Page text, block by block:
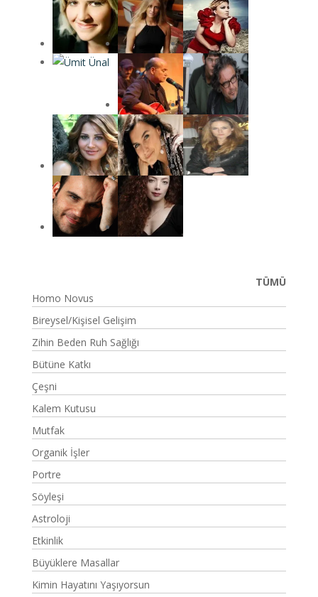
TÜMÜ
Homo Novus
Bireysel/Kişisel Gelişim
Zihin Beden Ruh Sağlığı
Bütüne Katkı
Çeşni
Kalem Kutusu
Mutfak
Organik İşler
Portre
Söyleşi
Astroloji
Etkinlik
Büyüklere Masallar
Kimin Hayatını Yaşıyorsun